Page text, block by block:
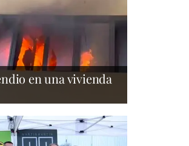
en una vivienda